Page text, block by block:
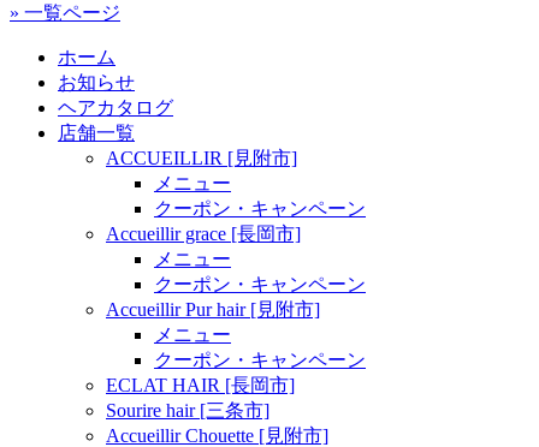
» 一覧ページ
ホーム
お知らせ
ヘアカタログ
店舗一覧
ACCUEILLIR [見附市]
メニュー
クーポン・キャンペーン
Accueillir grace [長岡市]
メニュー
クーポン・キャンペーン
Accueillir Pur hair [見附市]
メニュー
クーポン・キャンペーン
ECLAT HAIR [長岡市]
Sourire hair [三条市]
Accueillir Chouette [見附市]